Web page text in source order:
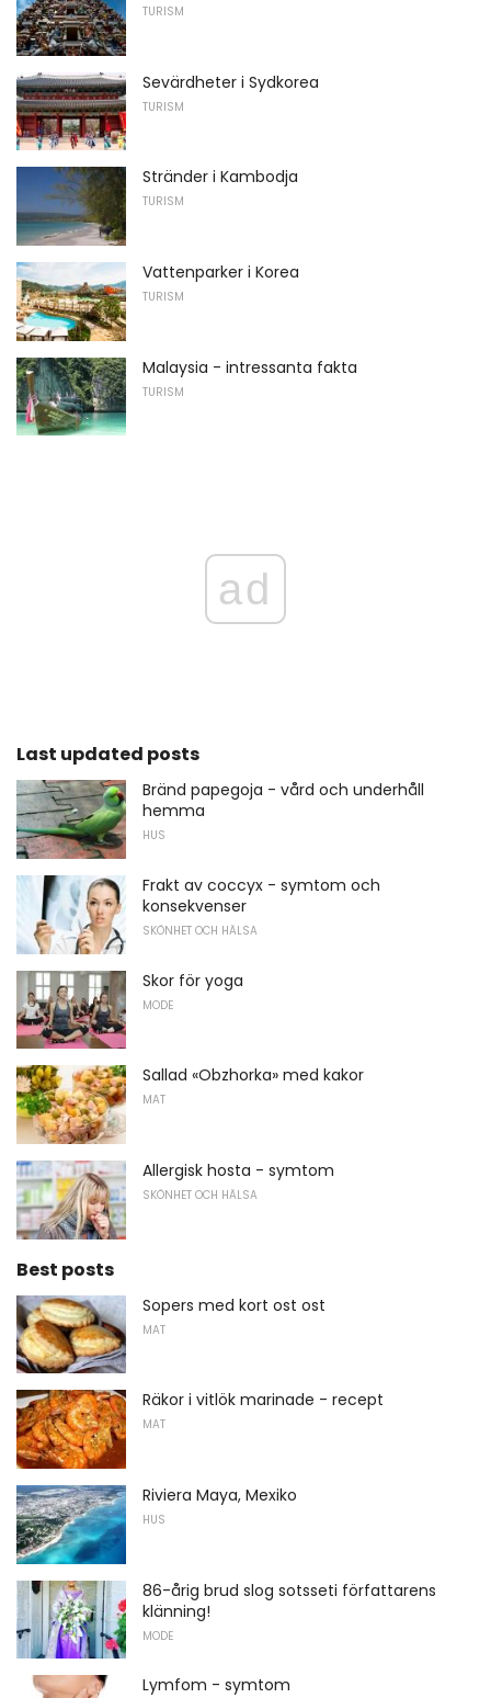
TURISM
Sevärdheter i Sydkorea
TURISM
Stränder i Kambodja
TURISM
Vattenparker i Korea
TURISM
Malaysia - intressanta fakta
TURISM
ad
Last updated posts
Bränd papegoja - vård och underhåll
hemma
HUS
Frakt av coccyx - symtom och
konsekvenser
SKÖNHET OCH HÄLSA
Skor för yoga
MODE
Sallad «Obzhorka» med kakor
MAT
Allergisk hosta - symtom
SKÖNHET OCH HÄLSA
Best posts
Sopers med kort ost ost
MAT
Räkor i vitlök marinade - recept
MAT
Riviera Maya, Mexiko
HUS
86-årig brud slog sotsseti författarens
klänning!
MODE
Lymfom - symtom